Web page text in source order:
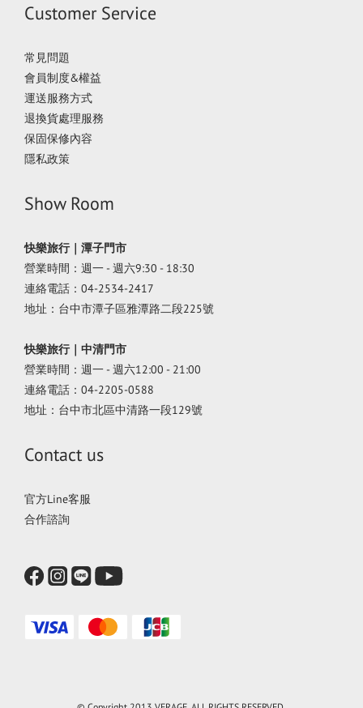
Customer Service
常見問題
會員制度&權益
運送服務方式
退換貨處理服務
保固保修內容
隱私政策
Show Room
快樂旅行｜潭子門市
營業時間：週一 - 週六9:30 - 18:30
連絡電話：04-2534-2417
地址：台中市潭子區雅潭路二段225號
快樂旅行｜中清門市
營業時間：週一 - 週六12:00 - 21:00
連絡電話：04-2205-0588
地址：台中市北區中清路一段129號
Contact us
官方Line客服
合作諮詢